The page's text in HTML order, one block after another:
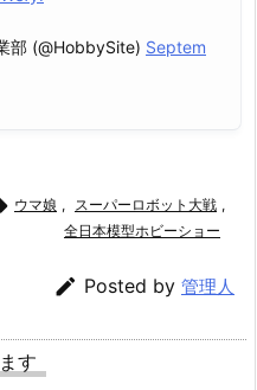
部 (@HobbySite) Septem
ウマ娘 , スーパーロボット大戦 ,
全日本模型ホビーショー
 Posted by 管理人
す